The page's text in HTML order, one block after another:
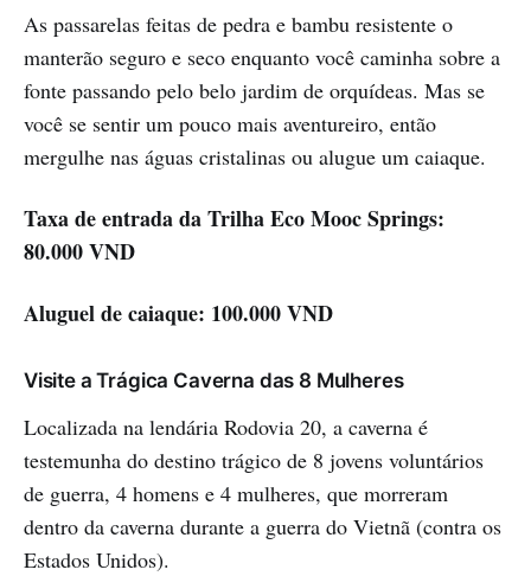
As passarelas feitas de pedra e bambu resistente o
manterão seguro e seco enquanto você caminha sobre a
fonte passando pelo belo jardim de orquídeas. Mas se
você se sentir um pouco mais aventureiro, então
mergulhe nas águas cristalinas ou alugue um caiaque.
Taxa de entrada da Trilha Eco Mooc Springs:
80.000 VND
Aluguel de caiaque: 100.000 VND
Visite a Trágica Caverna das 8 Mulheres
Localizada na lendária Rodovia 20, a caverna é
testemunha do destino trágico de 8 jovens voluntários
de guerra, 4 homens e 4 mulheres, que morreram
dentro da caverna durante a guerra do Vietnã (contra os
Estados Unidos).